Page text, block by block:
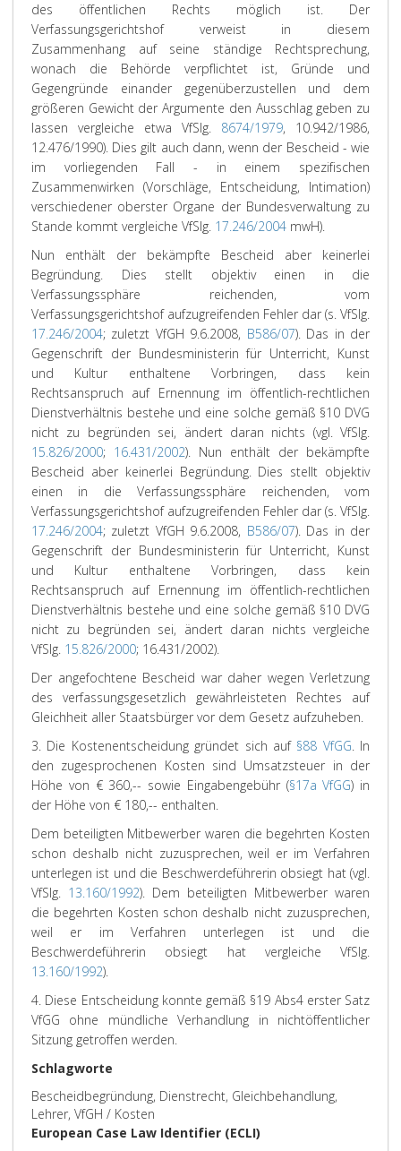
des öffentlichen Rechts möglich ist. Der
Verfassungsgerichtshof verweist in diesem
Zusammenhang auf seine ständige Rechtsprechung,
wonach die Behörde verpflichtet ist, Gründe und
Gegengründe einander gegenüberzustellen und dem
größeren Gewicht der Argumente den Ausschlag geben zu
lassen vergleiche etwa VfSlg. 8674/1979, 10.942/1986,
12.476/1990). Dies gilt auch dann, wenn der Bescheid - wie
im vorliegenden Fall - in einem spezifischen
Zusammenwirken (Vorschläge, Entscheidung, Intimation)
verschiedener oberster Organe der Bundesverwaltung zu
Stande kommt vergleiche VfSlg. 17.246/2004 mwH).
Nun enthält der bekämpfte Bescheid aber keinerlei
Begründung. Dies stellt objektiv einen in die
Verfassungssphäre reichenden, vom
Verfassungsgerichtshof aufzugreifenden Fehler dar (s. VfSlg.
17.246/2004; zuletzt VfGH 9.6.2008, B586/07). Das in der
Gegenschrift der Bundesministerin für Unterricht, Kunst
und Kultur enthaltene Vorbringen, dass kein
Rechtsanspruch auf Ernennung im öffentlich-rechtlichen
Dienstverhältnis bestehe und eine solche gemäß §10 DVG
nicht zu begründen sei, ändert daran nichts (vgl. VfSlg.
15.826/2000; 16.431/2002). Nun enthält der bekämpfte
Bescheid aber keinerlei Begründung. Dies stellt objektiv
einen in die Verfassungssphäre reichenden, vom
Verfassungsgerichtshof aufzugreifenden Fehler dar (s. VfSlg.
17.246/2004; zuletzt VfGH 9.6.2008, B586/07). Das in der
Gegenschrift der Bundesministerin für Unterricht, Kunst
und Kultur enthaltene Vorbringen, dass kein
Rechtsanspruch auf Ernennung im öffentlich-rechtlichen
Dienstverhältnis bestehe und eine solche gemäß §10 DVG
nicht zu begründen sei, ändert daran nichts vergleiche
VfSlg. 15.826/2000; 16.431/2002).
Der angefochtene Bescheid war daher wegen Verletzung
des verfassungsgesetzlich gewährleisteten Rechtes auf
Gleichheit aller Staatsbürger vor dem Gesetz aufzuheben.
3. Die Kostenentscheidung gründet sich auf §88 VfGG. In
den zugesprochenen Kosten sind Umsatzsteuer in der
Höhe von € 360,-- sowie Eingabengebühr (§17a VfGG) in
der Höhe von € 180,-- enthalten.
Dem beteiligten Mitbewerber waren die begehrten Kosten
schon deshalb nicht zuzusprechen, weil er im Verfahren
unterlegen ist und die Beschwerdeführerin obsiegt hat (vgl.
VfSlg. 13.160/1992). Dem beteiligten Mitbewerber waren
die begehrten Kosten schon deshalb nicht zuzusprechen,
weil er im Verfahren unterlegen ist und die
Beschwerdeführerin obsiegt hat vergleiche VfSlg.
13.160/1992).
4. Diese Entscheidung konnte gemäß §19 Abs4 erster Satz
VfGG ohne mündliche Verhandlung in nichtöffentlicher
Sitzung getroffen werden.
Schlagworte
Bescheidbegründung, Dienstrecht, Gleichbehandlung,
Lehrer, VfGH / Kosten
European Case Law Identifier (ECLI)